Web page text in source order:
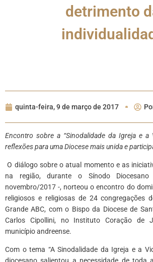
detrimento
quinta-feira, 9 de março de 2017
Encontro sobre a “Sinodalidade da Igreja e a
reflexões para uma Diocese mais unida e
O diálogo sobre o atual momento e as
na região, durante o Sínodo
novembro/2017 -, norteou o encontro do
religiosos e religiosas de 24 congregações
Grande ABC, com o Bispo da Diocese de
Carlos Cipollini, no Instituto Coração de
município andreense.
Com o tema “A Sinodalidade da Igreja e a